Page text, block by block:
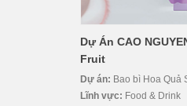
Dự Án CAO
Fruit
Dự án: Bao bì Hoa Quả
Lĩnh vực: Food & Drink